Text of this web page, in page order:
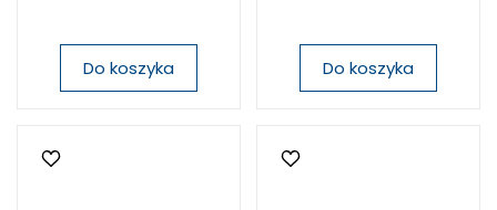
Do koszyka Do koszyka